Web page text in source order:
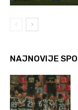
NAJNOVIJE